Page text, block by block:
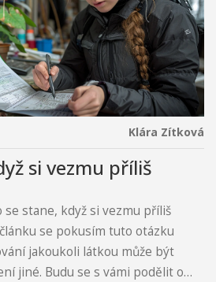
Klára Zítková
si vezmu příliš
se stane, když si vezmu příliš
se pokusím tuto otázku
jakoukoli látkou může být
jiné. Budu se s vámi podělit o